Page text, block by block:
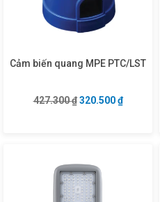
Cảm biến quang MPE PTC/LST
427.300₫ Giá gốc là:
320.500₫Giá